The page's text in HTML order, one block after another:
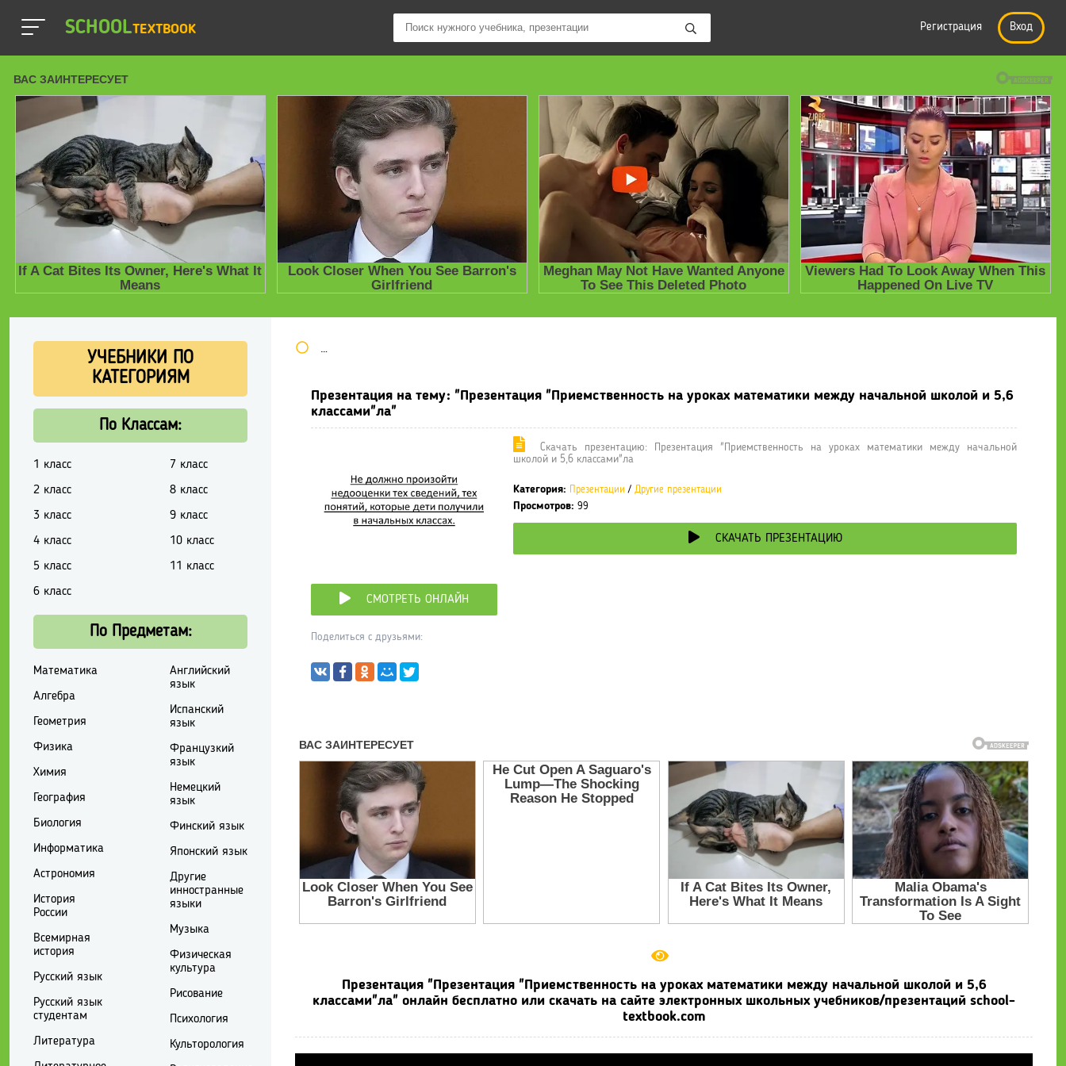
SCHOOLTEXTBOOK Регистрация Вход
Школьные учебники / Презентации по предметам
Презентация на тему: "Презентация "Приемственность на уроках математики между начальной школой и 5,6
классами"ла"
СМОТРЕТЬ ОНЛАЙН
Поделиться с друзьями:
Cкачать презентацию: Презентация "Приемственность на уроках математики между начальной
школой и 5,6 классами"ла
Категория: Презентации / Другие презентации
Просмотров: 99
СКАЧАТЬ ПРЕЗЕНТАЦИЮ
Презентация "Презентация "Приемственность на уроках математики между начальной школой и 5,6
классами"ла" онлайн бесплатно или скачать на сайте электронных школьных учебников/презентаций school-
textbook.com
УЧЕБНИКИ ПО
КАТЕГОРИЯМ
По Классам:
1 класс
2 класс
3 класс
4 класс
5 класс
6 класс
7 класс
8 класс
9 класс
10 класс
11 класс
По Предметам:
Математика
Алгебра
Геометрия
Физика
Химия
География
Биология
Информатика
Астрономия
История
России
Всемирная
история
Русский язык
Русский язык
студентам
Литература
Английский
язык
Испанский
язык
Французкий
язык
Немецкий
язык
Финский язык
Японский язык
Другие
инностранные
языки
Музыка
Физическая
культура
Рисование
Психология
Культорология